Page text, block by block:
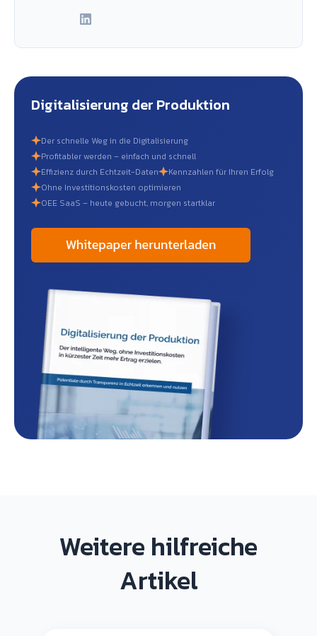
Digitalisierung der Produktion
Der schnelle Weg in die Digitalisierung
Profitabler werden – einfach und schnell
Effizienz durch Echtzeit-Daten
Kennzahlen für Ihren Erfolg
Ohne Investitionskosten optimieren
OEE SaaS – heute gebucht, morgen startklar
Weitere hilfreiche
Artikel